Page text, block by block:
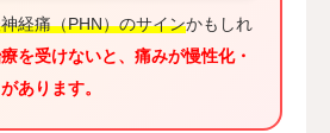
経痛（PHN）のサインかもしれ
を受けないと、痛みが慢性化・
あります。